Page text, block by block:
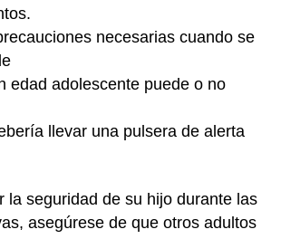
necesarias cuando se
edad adolescente puede o no
llevar una pulsera de alerta
la seguridad de su hijo durante las
asegúrese de que otros adultos